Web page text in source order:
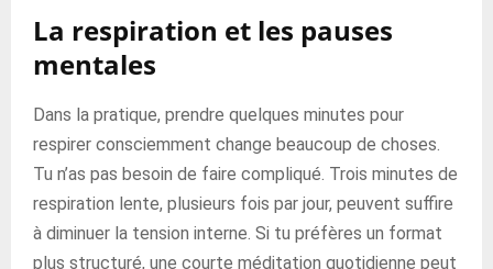
La respiration et les pauses
mentales
Dans la pratique, prendre quelques minutes pour
respirer consciemment change beaucoup de choses.
Tu n’as pas besoin de faire compliqué. Trois minutes de
respiration lente, plusieurs fois par jour, peuvent suffire
à diminuer la tension interne. Si tu préfères un format
plus structuré, une courte méditation quotidienne peut